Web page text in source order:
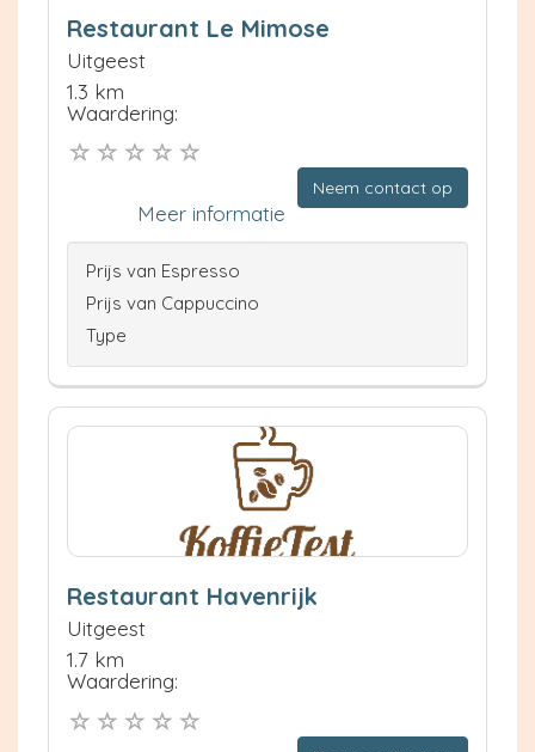
Restaurant Le Mimose
Uitgeest
1.3 km
Waardering:
Neem contact op
Meer informatie
Prijs van Espresso
Prijs van Cappuccino
Type
Restaurant Havenrijk
Uitgeest
1.7 km
Waardering: